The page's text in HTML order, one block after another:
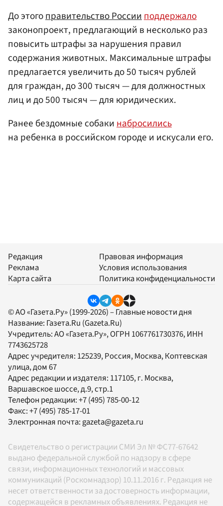
До этогоправительство Россииподдержало
законопроект, предлагающий в несколько раз
повысить штрафы за нарушения правил
содержания животных. Максимальные штрафы
предлагается увеличить до 50 тысяч рублей
для граждан, до 300 тысяч — для должностных
лиц и до 500 тысяч — для юридических.
Ранее бездомные собакинабросились
на ребенка в российском городе и искусали его.
Редакция
Реклама
Карта сайта
Правовая информация
Условия использования
Политика конфиденциальности
© АО «Газета.Ру» (1999-2026) – Главные новости дня
Название: Газета.Ru (Gazeta.Ru)
Учредитель:АО «Газета.Ру», ОГРН 1067761730376, ИНН
7743625728
Адрес учредителя: 125239, Россия, Москва, Коптевская
улица, дом 67
Адрес редакции и издателя: 117105, г. Москва,
Варшавское шоссе, д.9, стр.1
Телефон редакции:+7 (495) 785-00-12
Факс:+7 (495) 785-17-01
Электронная почта: gazeta@gazeta.ru
Свидетельство о регистрации СМИ Эл № ФС77-67642
выдано федеральной службой по надзору в сфере
связи, информационных технологий и массовых
коммуникаций (Роскомнадзор) 10.11.2016 г. Редакция не
несет ответственности за достоверность информации,
содержащейся в рекламных объявлениях. Редакция не